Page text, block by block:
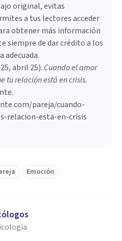
original, evitas
a tus lectores acceder
obtener más información
siempre de dar crédito a los
adecuada.
abril 25). Cuando el amor
tu relación está en crisis.
pareja/cuando-
relacion-esta-en-crisis
Emoción